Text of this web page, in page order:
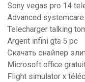
Sony vegas pro 14
Advanced
Telecharger talking
Argent infini gta 5 pc
Скачать снайпер
Microsoft office
Flight simulator x